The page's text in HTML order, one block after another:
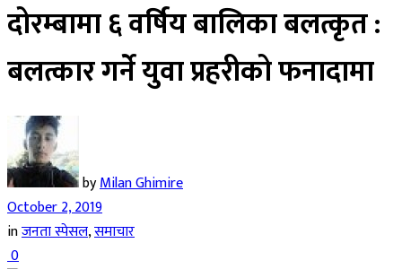
दोरम्बामा ६ वर्षिय बालिका बलत्कृत :
बलत्कार गर्ने युवा प्रहरीको फनादामा
byMilan Ghimire
October 2, 2019
inजनता स्पेसल,समाचार
0